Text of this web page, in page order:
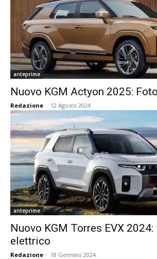
anteprime
Nuovo KGM Actyon 2025:
Redazione - 12 Agosto 2024
anteprime
Nuovo KGM Torres EVX 2024:
elettrico
Redazione - 18 Gennaio 2024